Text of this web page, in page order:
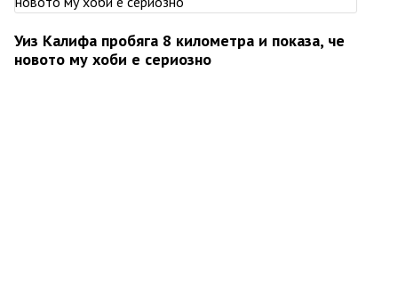
Уиз Калифа пробяга 8 километра и показа, че
новото му хоби е сериозно